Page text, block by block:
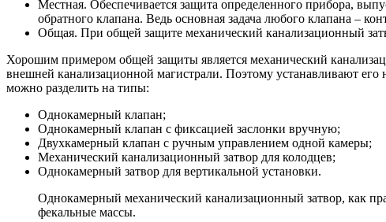
Местная. Обеспечивается защита определенного прибора,
обратного клапана. Ведь основная задача любого клапана –
Общая. При общей защите механический канализационный
Хорошим примером общей защиты является механический
внешней канализационной магистрали. Поэтому устанавливают
можно разделить на типы:
Однокамерный клапан;
Однокамерный клапан с фиксацией заслонки вручную;
Двухкамерный клапан с ручным управлением одной камеры;
Механический канализационный затвор для колодцев;
Однокамерный затвор для вертикальной установки.
Однокамерный механический канализационный затвор, как
фекальные массы.